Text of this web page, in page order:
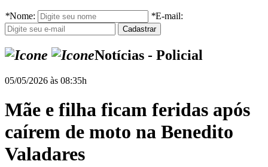
*Nome: *E-mail:
Notícias - Policial
05/05/2026 às 08:35h
Mãe e filha ficam feridas após
caírem de moto na Benedito
Valadares